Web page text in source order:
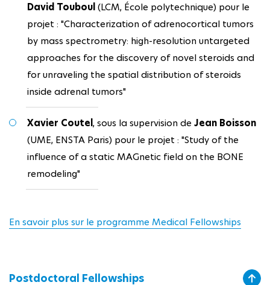
David Touboul(LCM, École polytechnique) pour le
projet : "Characterization of adrenocortical tumors
by mass spectrometry: high-resolution untargeted
approaches for the discovery of novel steroids and
for unraveling the spatial distribution of steroids
inside adrenal tumors"
Xavier Coutel, sous la supervision de Jean Boisson
(UME, ENSTA Paris) pour le projet : "Study of the
influence of a static MAGnetic field on the BONE
remodeling"
En savoir plus sur le programme Medical Fellowships
Postdoctoral Fellowships